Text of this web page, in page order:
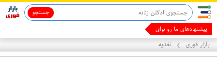
جستجو
پیشنهادهای ما رو برای کسب درآم
بازار فوری ❯ تغذیه